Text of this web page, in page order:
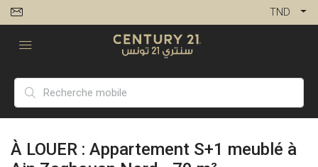
TND
À LOUER : Appartement S+1 meublé à